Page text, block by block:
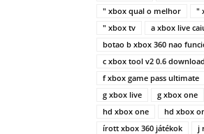
" xbox qual o melhor
"
" xbox tv
a xbox live
botao b xbox 360 nao
c xbox tool v2 0.6 download
f xbox game pass ultimate
g xbox live
g xbox one
hd xbox one
hd xbox
írott xbox 360 játékok
j